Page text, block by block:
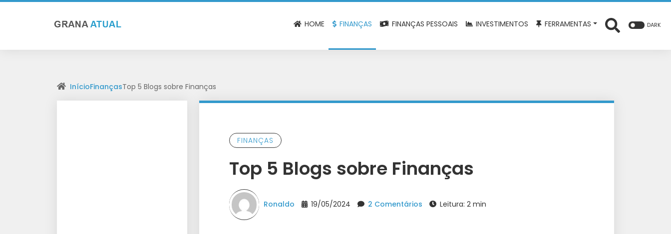
HOME FINANÇAS FINANÇAS PESSOAIS INVESTIMENTOS FERRAMENTAS DARK
InícioFinançasTop 5 Blogs sobre Finanças
FINANÇAS
Top 5 Blogs sobre Finanças
Ronaldo 19/05/2024 2 Comentários Leitura: 2 min